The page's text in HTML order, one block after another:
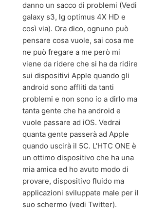
danno un sacco di problemi (Vedi
galaxy s3, lg optimus 4X HD e
così via). Ora dico, ognuno può
pensare cosa vuole, sai cosa me
ne può fregare a me però mi
viene da ridere che si ha da ridire
sui dispositivi Apple quando gli
android sono affliti da tanti
problemi e non sono io a dirlo ma
tanta gente che ha android e
vuole passare ad iOS. Vedrai
quanta gente passerà ad Apple
quando uscirà il 5C. L'HTC ONE è
un ottimo dispositivo che ha una
mia amica ed ho avuto modo di
provare, dispositivo fluido ma
applicazioni sviluppate male per il
suo schermo (vedi Twitter).